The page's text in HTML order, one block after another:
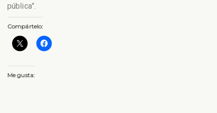
pública”.
Compártelo:
Me gusta: